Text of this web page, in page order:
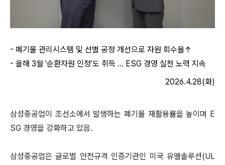
- 폐기물 관리시스템 및 선별 공정 개선으로 자원 회수율↑
- 올해 3월 '순환자원 인정'도 취득 … ESG 경영 실천 노력 지속
2026.4.28(화)
삼성중공업이 조선소에서 발생하는 폐기물 재활용률을 높이며 E
SG 경영을 강화하고 있음.
삼성중공업은 글로벌 안전규격 인증기관인 미국 유엘솔루션(UL